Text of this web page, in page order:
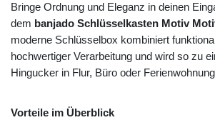
Bringe Ordnung und Eleganz in deinen
dem banjado Schlüsselkasten Motiv
moderne Schlüsselbox kombiniert
hochwertiger Verarbeitung und wird so zu
Hingucker in Flur, Büro oder
Vorteile im Überblick